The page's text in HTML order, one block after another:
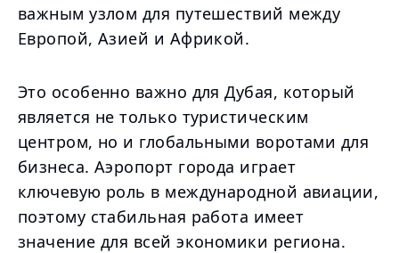
важным узлом для путешествий между
Европой, Азией и Африкой.
Это особенно важно для Дубая, который
является не только туристическим
центром, но и глобальными воротами для
бизнеса. Аэропорт города играет
ключевую роль в международной авиации,
поэтому стабильная работа имеет
значение для всей экономики региона.